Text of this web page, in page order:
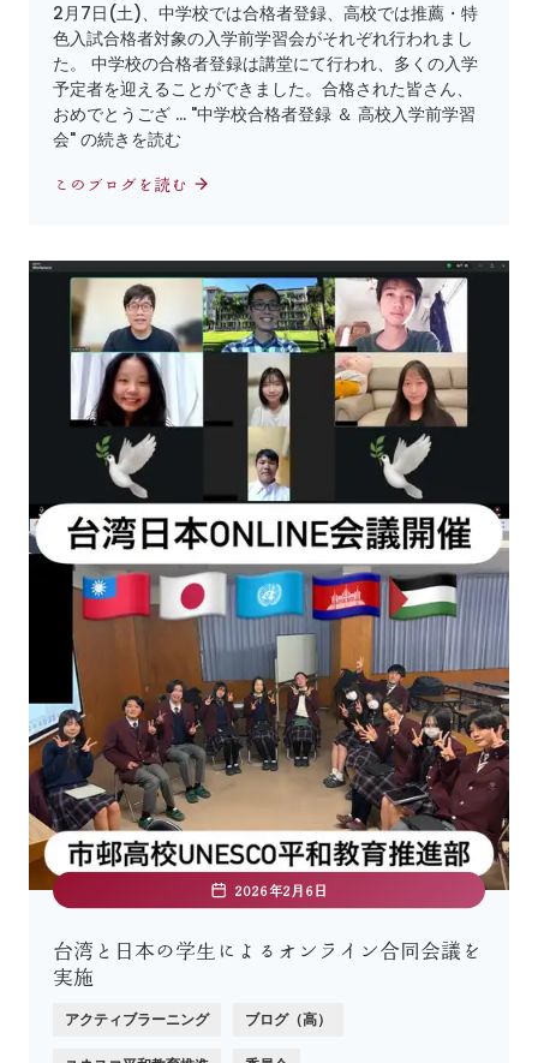
2月7日(土)、中学校では合格者登録、高校では推薦・特
色入試合格者対象の入学前学習会がそれぞれ行われまし
た。 中学校の合格者登録は講堂にて行われ、多くの入学
予定者を迎えることができました。合格された皆さん、
おめでとうござ … "中学校合格者登録 ＆ 高校入学前学習
会" の続きを読む
このブログを読む
2026年2月6日
台湾と日本の学生によるオンライン合同会議を
実施
アクティブラーニング ブログ（高）